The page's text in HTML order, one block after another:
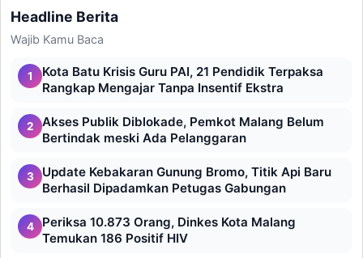
Headline Berita
Wajib Kamu Baca
1
Kota Batu Krisis Guru PAI, 21 Pendidik Terpaksa
Rangkap Mengajar Tanpa Insentif Ekstra
2
Akses Publik Diblokade, Pemkot Malang Belum
Bertindak meski Ada Pelanggaran
3
Update Kebakaran Gunung Bromo, Titik Api Baru
Berhasil Dipadamkan Petugas Gabungan
4
Periksa 10.873 Orang, Dinkes Kota Malang
Temukan 186 Positif HIV